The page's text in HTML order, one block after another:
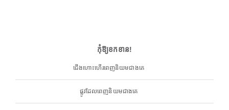
កុំឱ្យខកខាន!
ជើងហោះហើរពេញនិយមជាងគេ
ផ្លូវដែលពេញនិយមជាងគេ